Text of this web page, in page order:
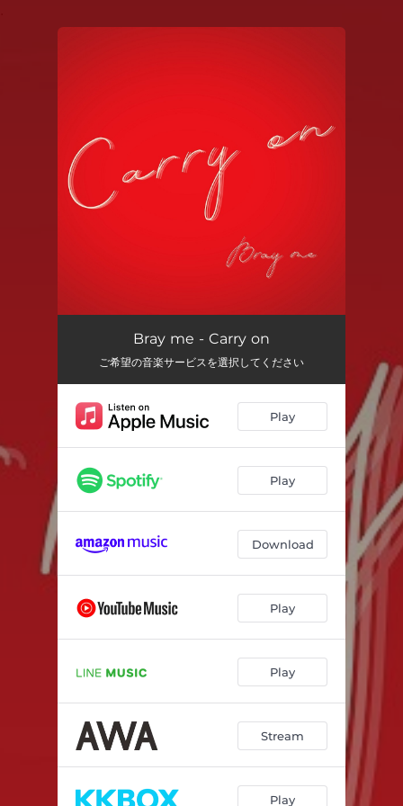
Bray me - Carry on
ご希望の音楽サービスを選択してください
Play
Play
Download
Play
Play
Stream
Play